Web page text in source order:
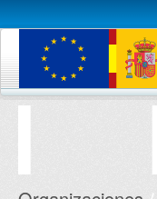
Conjuntos de datos